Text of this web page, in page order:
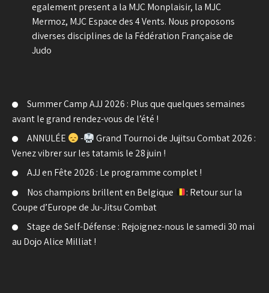
egalement present a la MJC Monplaisir, la MJC
Mermoz, MJC Espace des 4 Vents. Nous proposons
diverses disciplines de la Fédération Française de
Judo
Summer Camp AJJ 2026 : Plus que quelques semaines
avant le grand rendez-vous de l’été !
ANNULÉE
-
Grand Tournoi de Jujitsu Combat 2026 :
Venez vibrer sur les tatamis le 28 juin !
AJJ en Fête 2026 : Le programme complet !
Nos champions brillent en Belgique
: Retour sur la
Coupe d’Europe de Ju-Jitsu Combat
Stage de Self-Défense : Rejoignez-nous le samedi 30 mai
au Dojo Alice Milliat !